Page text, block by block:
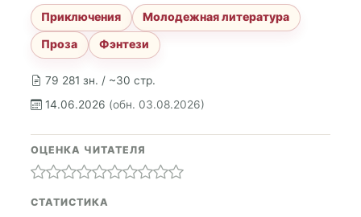
79 281 зн. / ~30 стр.
14.06.2026 (обн. 03.08.2026)
Приключения
Молодежная литература
Проза
Фэнтези
ОЦЕНКА ЧИТАТЕЛЯ
СТАТИСТИКА